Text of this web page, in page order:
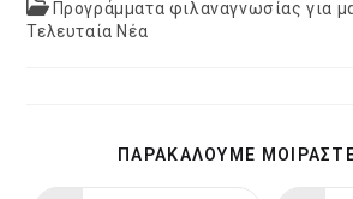
Post
category:
Προγράμματα φιλαναγνωσίας για
Τελευταία Νέα
ΠΑΡΑΚΑΛΟΥΜΕ